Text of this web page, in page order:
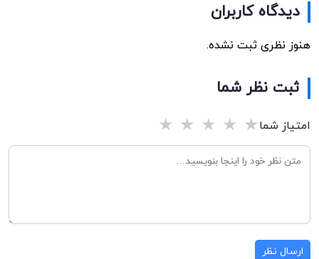
دیدگاه کاربران
هنوز نظری ثبت نشده.
ثبت نظر شما
امتیاز شما★
★
★
★
★
ارسال نظر